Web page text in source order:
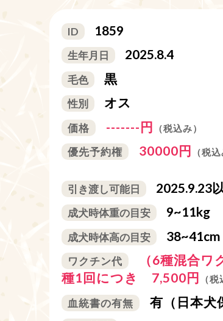
ID 1859
生年月日 2025.8.4
毛色 黒
性別 オス
価格 -------円 （税込み）
優先予約権 30000円 （税込
引き渡し可能日 2025.9.23
成犬時体重の目安 9~11kg
成犬時体高の目安 38~41cm
ワクチン代
（6種混合
種1回につき 7,500円
（税
血統書の有無 有（日本犬